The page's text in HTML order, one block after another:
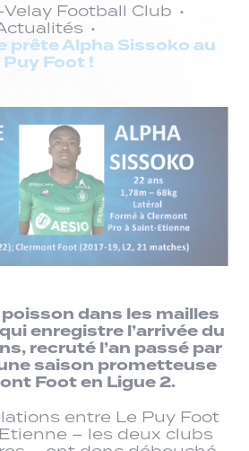
Football Club
prête Alpha Sissoko au
Puy Foot !
dans les mailles
enregistre l’arrivée du
recruté l’an passé par
une saison prometteuse
Foot en Ligue 2.
entre Le Puy Foot
– les deux clubs